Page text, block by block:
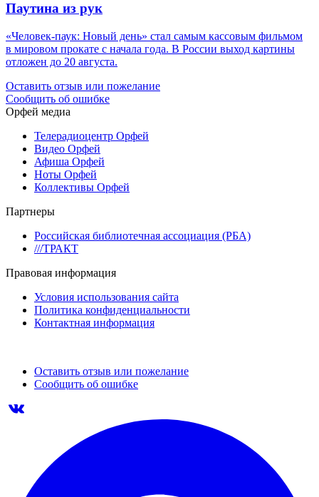
Паутина из рук
«Человек-паук: Новый день» стал самым кассовым фильмом
в мировом прокате с начала года. В России выход картины
отложен до 20 августа.
Оставить отзыв или пожелание
Сообщить об ошибке
Орфей медиа
Телерадиоцентр Орфей
Видео Орфей
Афиша Орфей
Ноты Орфей
Коллективы Орфей
Партнеры
Российская библиотечная ассоциация (РБА)
///ТРАКТ
Правовая информация
Условия использования сайта
Политика конфиденциальности
Контактная информация
Оставить отзыв или пожелание
Сообщить об ошибке